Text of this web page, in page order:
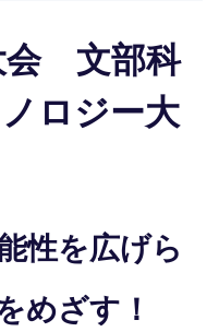
会 文部科
ロジー大
性を広げら
めざす！